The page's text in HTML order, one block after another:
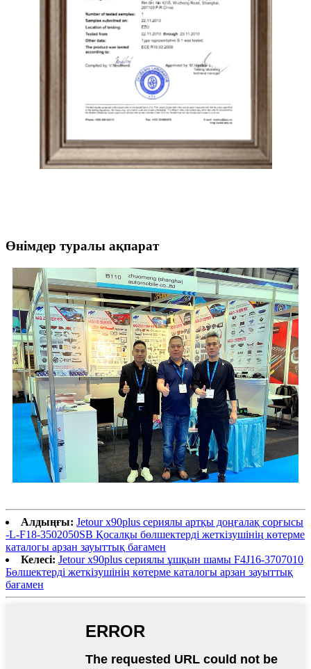
Өнімдер туралы ақпарат
Алдыңғы: Jetour x90plus сериялы артқы доңғалақ сорғысы
-L-F18-3502050SB Қосалқы бөлшектерді жеткізушінің көтерме
каталогы арзан зауыттық бағамен
Келесі: Jetour x90plus сериялы ұшқын шамы F4J16-3707010
Бөлшектерді жеткізушінің көтерме каталогы арзан зауыттық
бағамен